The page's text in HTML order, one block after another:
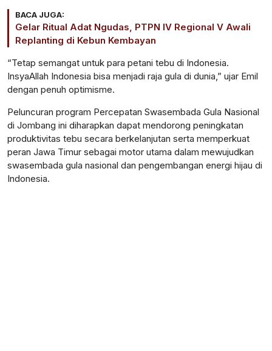
BACA JUGA:
Gelar Ritual Adat Ngudas, PTPN IV Regional V Awali
Replanting di Kebun Kembayan
“Tetap semangat untuk para petani tebu di Indonesia.
InsyaAllah Indonesia bisa menjadi raja gula di dunia,” ujar Emil
dengan penuh optimisme.
Peluncuran program Percepatan Swasembada Gula Nasional
di Jombang ini diharapkan dapat mendorong peningkatan
produktivitas tebu secara berkelanjutan serta memperkuat
peran Jawa Timur sebagai motor utama dalam mewujudkan
swasembada gula nasional dan pengembangan energi hijau di
Indonesia.